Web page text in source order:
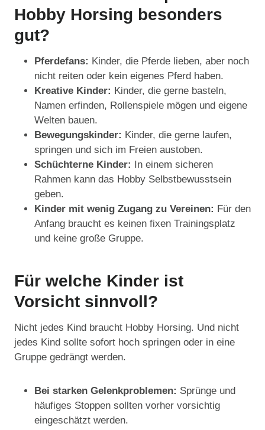
Hobby Horsing besonders
gut?
Pferdefans: Kinder, die Pferde lieben, aber noch
nicht reiten oder kein eigenes Pferd haben.
Kreative Kinder: Kinder, die gerne basteln,
Namen erfinden, Rollenspiele mögen und eigene
Welten bauen.
Bewegungskinder: Kinder, die gerne laufen,
springen und sich im Freien austoben.
Schüchterne Kinder:
In einem sicheren
Rahmen kann das Hobby Selbstbewusstsein
geben.
Kinder mit wenig Zugang zu Vereinen: Für den
Anfang braucht es keinen fixen Trainingsplatz
und keine große Gruppe.
Für welche Kinder ist
Vorsicht sinnvoll?
Nicht jedes Kind braucht Hobby Horsing. Und nicht
jedes Kind sollte sofort hoch springen oder in eine
Gruppe gedrängt werden.
Bei starken Gelenkproblemen: Sprünge und
häufiges Stoppen sollten vorher vorsichtig
eingeschätzt werden.